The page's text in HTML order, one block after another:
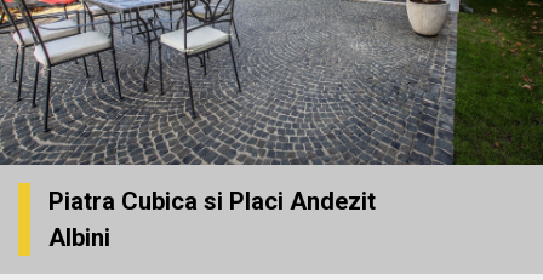
Piatra Cubica si Placi Andezit
Albini